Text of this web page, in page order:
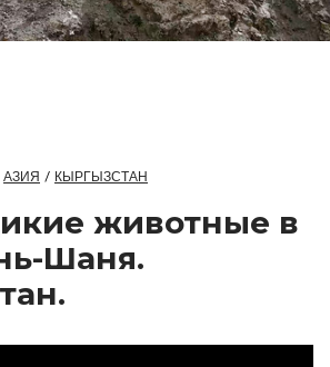
АЗИЯ / КЫРГЫЗСТАН
животные в
Шаня.